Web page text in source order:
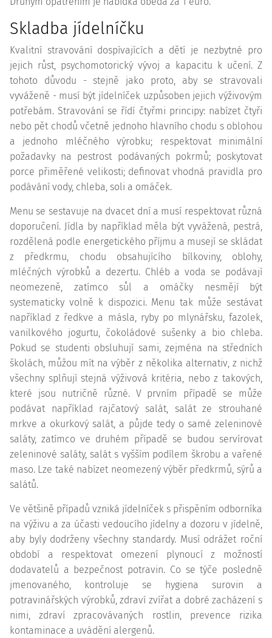
Skladba jídelníčku
Kvalitní stravování dospívajících a dětí je nezbytné pro
jejich růst, psychomotorický vývoj a kapacitu k učení. Z
tohoto důvodu - stejně jako proto, aby se stravovali
vyváženě - musí být jídelníček uzpůsoben jejich výživovým
potřebám. Stravování se řídí čtyřmi principy: nabízet čtyři
nebo pět chodů včetně jednoho hlavního chodu s oblohou
a jednoho mléčného výrobku; respektovat minimální
požadavky na pestrost podávaných pokrmů; poskytovat
porce přiměřené velikosti; definovat vhodná pravidla pro
podávání vody, chleba, soli a omáček.
Menu se sestavuje na dvacet dní a musí respektovat různá
doporučení. Jídla by například měla být vyvážená, pestrá,
rozdělená podle energetického příjmu a musejí se skládat
z předkrmu, chodu obsahujícího bílkoviny, oblohy,
mléčných výrobků a dezertu. Chléb a voda se podávají
neomezeně, zatímco sůl a omáčky nesmějí být
systematicky volně k dispozici. Menu tak může sestávat
například z ředkve a másla, ryby po mlynářsku, fazolek,
vanilkového jogurtu, čokoládové sušenky a bio chleba.
Pokud se studenti obsluhují sami, zejména na středních
školách, můžou mít na výběr z několika alternativ, z nichž
všechny splňují stejná výživová kritéria, nebo z takových,
které jsou nutričně různé. V prvním případě se může
podávat například rajčatový salát, salát ze strouhané
mrkve a okurkový salát, a půjde tedy o samé zeleninové
saláty, zatímco ve druhém případě se budou servírovat
zeleninové saláty, salát s vyšším podílem škrobu a vařené
maso. Lze také nabízet neomezený výběr předkrmů, sýrů a
salátů.
Ve většině případů vzniká jídelníček s přispěním odborníka
na výživu a za účasti vedoucího jídelny a dozoru v jídelně,
aby byly dodrženy všechny standardy. Musí odrážet roční
období a respektovat omezení plynoucí z možností
dodavatelů a bezpečnost potravin. Co se týče posledně
jmenovaného, kontroluje se hygiena surovin a
potravinářských výrobků, zdraví zvířat a dobré zacházení s
nimi, zdraví zpracovávaných rostlin, prevence rizika
kontaminace a uvádění alergenů.